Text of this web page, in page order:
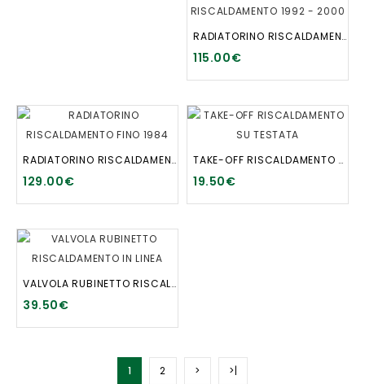
RADIATORINO RISCALDAMENTO 1992 - 2000
115.00€
RADIATORINO RISCALDAMENTO FINO 1984
129.00€
TAKE-OFF RISCALDAMENTO SU TESTATA
19.50€
VALVOLA RUBINETTO RISCALDAMENTO IN LINEA
39.50€
1 2 > >|